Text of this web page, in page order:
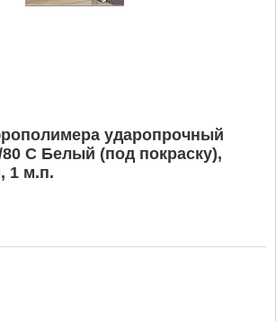
ударопрочный
C Белый (под покраску),
1 м.п.